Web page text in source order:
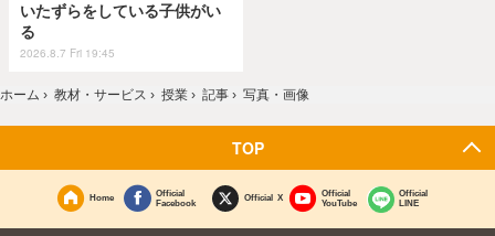
いたずらをしている子供がい
る
2026.8.7 Fri 19:45
ホーム › 教材・サービス › 授業 › 記事 › 写真・画像
TOP
Home
Official
Facebook
Official X
Official
YouTube
Official
LINE